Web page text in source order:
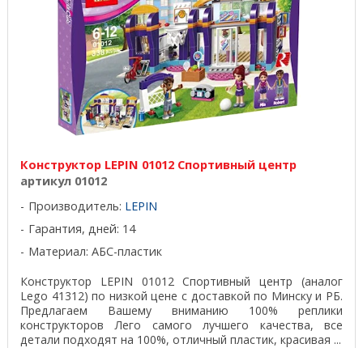
Конструктор LEPIN 01012 Спортивный центр
артикул 01012
Производитель: LEPIN
Гарантия, дней: 14
Материал: АБС-пластик
Конструктор LEPIN 01012 Спортивный центр (аналог
Lego 41312) по низкой цене с доставкой по Минску и РБ.
Предлагаем Вашему вниманию 100% реплики
конструкторов Лего самого лучшего качества, все
детали подходят на 100%, отличный пластик, красивая ...